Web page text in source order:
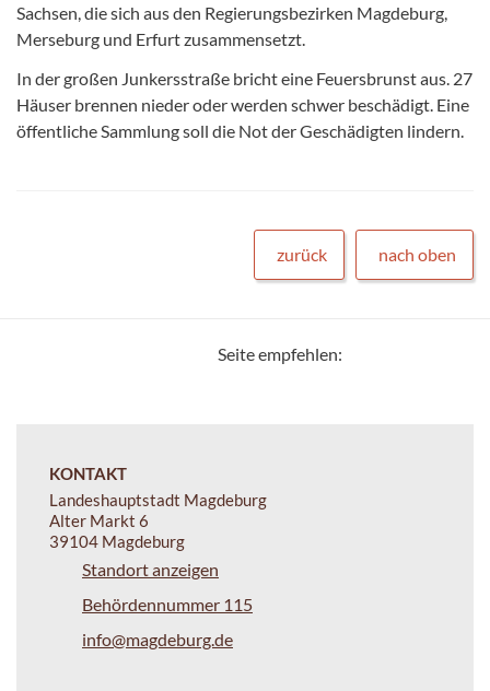
Sachsen, die sich aus den Regierungsbezirken Magdeburg,
Merseburg und Erfurt zusammensetzt.
In der großen Junkersstraße bricht eine Feuersbrunst aus. 27
Häuser brennen nieder oder werden schwer beschädigt. Eine
öffentliche Sammlung soll die Not der Geschädigten lindern.
zurück nach oben
Seite empfehlen:
KONTAKT
Landeshauptstadt Magdeburg
Alter Markt 6
39104 Magdeburg
Standort anzeigen
Behördennummer 115
info@magdeburg.de